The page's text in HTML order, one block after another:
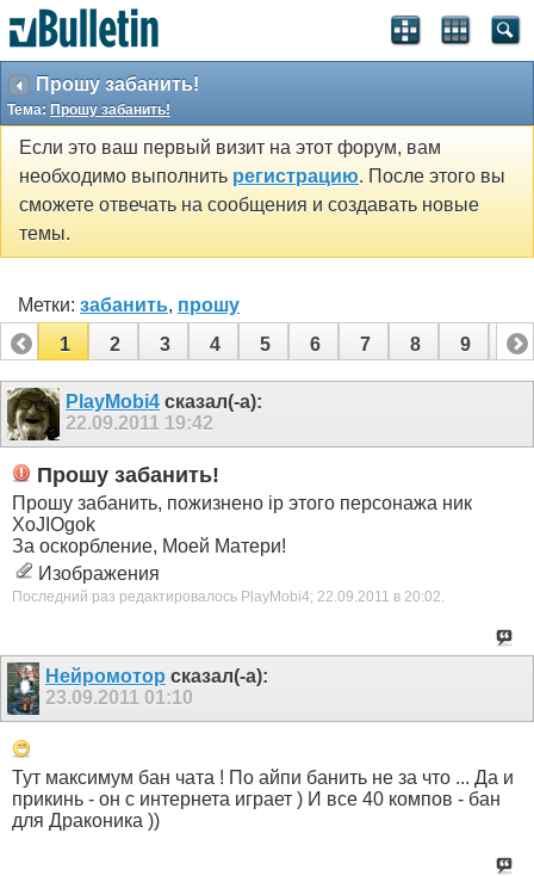
Прошу забанить!
Тема: Прошу забанить!
Если это ваш первый визит на этот форум, вам
необходимо выполнить регистрацию. После этого вы
сможете отвечать на сообщения и создавать новые
темы.
Метки: забанить, прошу
1
2 3 4 5 6 7 8 9 10
PlayMobi4 сказал(-а):
22.09.2011 19:42
Прошу забанить!
Прошу забанить, пожизнено ip этого персонажа ник
XoJIOgok
За оскорбление, Моей Матери!
Изображения
Последний раз редактировалось PlayMobi4; 22.09.2011 в 20:02
Нейромотор сказал(-а):
23.09.2011 01:10
Тут максимум бан чата ! По айпи банить не за что ... Да и
прикинь - он с интернета играет ) И все 40 компов - бан
для Драконика ))